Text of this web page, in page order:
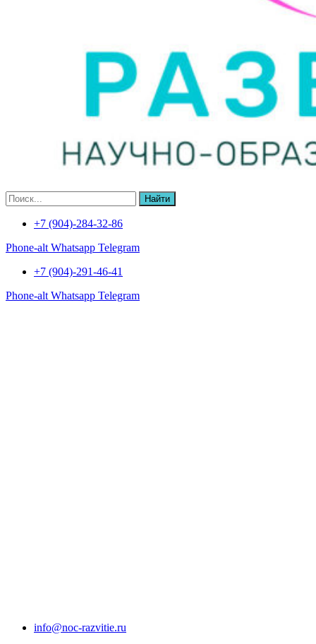
Найти
+7 (904)-284-32-86
Phone-alt Whatsapp Telegram
+7 (904)-291-46-41
Phone-alt Whatsapp Telegram
info@noc-razvitie.ru